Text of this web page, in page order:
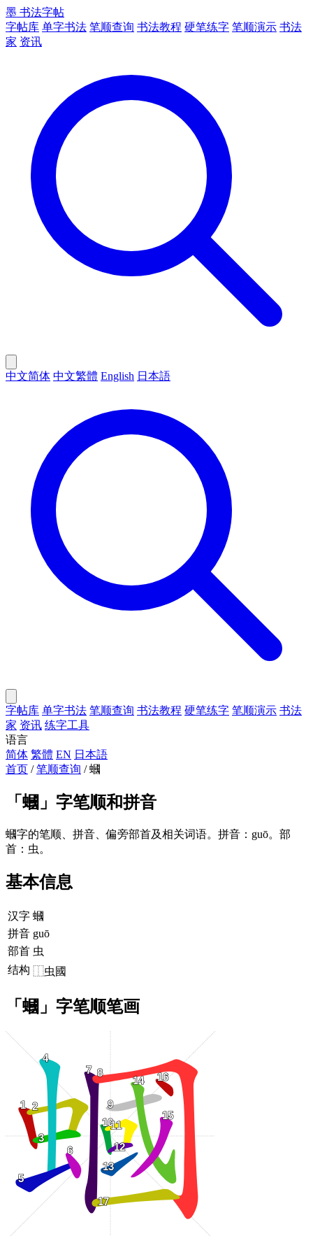
墨 书法字帖
字帖库 单字书法 笔顺查询 书法教程 硬笔练字 笔顺演示 书法
家 资讯
中文简体 中文繁體 English 日本語
字帖库 单字书法 笔顺查询 书法教程 硬笔练字 笔顺演示 书法
家 资讯 练字工具
语言
简体 繁體 EN 日本語
首页 / 笔顺查询 / 蟈
「 蟈 」字笔顺和拼音
蟈字的笔顺、拼音、偏旁部首及相关词语。拼音：guō。部
首：虫。
基本信息
汉字 蟈
拼音 guō
部首 虫
结构 ⿰虫國
「蟈」字笔顺笔画